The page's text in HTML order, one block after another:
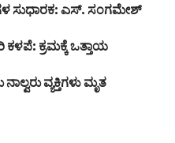
ಸುಧಾರಕ: ಎಸ್. ಸಂಗಮೇಶ್
ಕ್ರಮಕ್ಕೆ ಒತ್ತಾಯ
ವ್ಯಕ್ತಿಗಳು ಮೃತ